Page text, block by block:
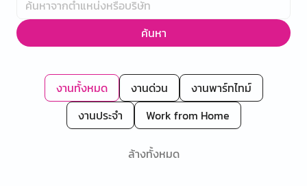
ค้นหา
งานทั้งหมด งานด่วน
งานพาร์ทไทม์
งานประจำ
Work from Home
ล้างทั้งหมด